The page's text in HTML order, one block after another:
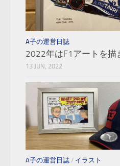
A子の運営日誌
2022年はF1アートを描
13 JUN, 2022
A子の運営日誌 / イラスト